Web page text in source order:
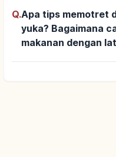
Q.Apa tips memotret
yuka? Bagaimana
makanan dengan